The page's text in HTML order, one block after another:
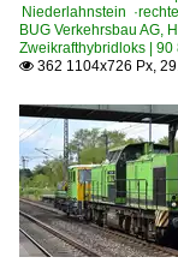
Niederlahnstein
BUG Verkehrsbau AG,
Zweikrafthybridloks |
 362 1104x726 Px,